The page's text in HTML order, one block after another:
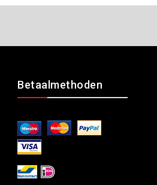
Betaalmethoden